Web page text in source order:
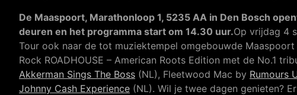
De Maaspoort, Marathonloop 1, 5235 AA in Den Bosch
deuren en het programma start om 14.30 uur.Op vrijdag 4
Tour ook naar de tot muziektempel omgebouwde
Rock ROADHOUSE – American Roots Edition met de No.1
Akkerman Sings The Boss (NL), Fleetwood Mac by Rumours
Johnny Cash Experience (NL). Wil je twee dagen genieten?